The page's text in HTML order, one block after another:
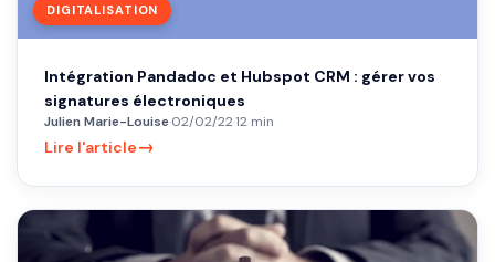
DIGITALISATION
Intégration Pandadoc et Hubspot CRM : gérer vos
signatures électroniques
Julien Marie-Louise·02/02/22·12 min
Lire l'article→